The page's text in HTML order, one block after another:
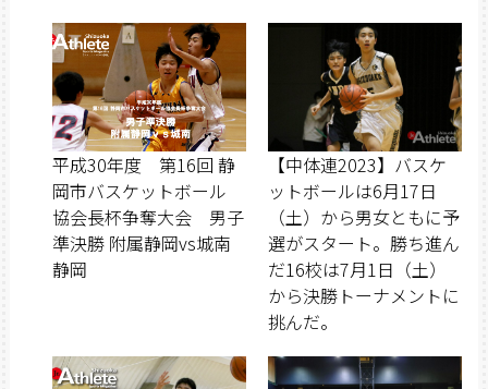
平成30年度 第16回 静
岡市バスケットボール
協会長杯争奪大会 男子
準決勝 附属静岡vs城南
静岡
【中体連2023】バスケ
ットボールは6月17日
（土）から男女ともに予
選がスタート。勝ち進ん
だ16校は7月1日（土）
から決勝トーナメントに
挑んだ。